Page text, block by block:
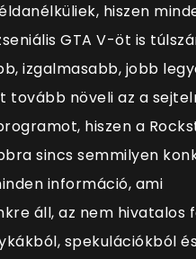
hiszen
GTA V-öt is
izgalmasabb, jobb
tovább növeli az a
hiszen a
sincs semmilyen
információ, ami
áll, az nem hivatalos
spekulációkból és